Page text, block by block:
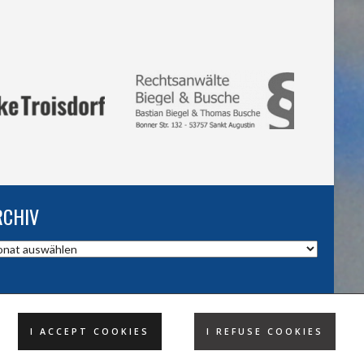
I ACCEPT COOKIES I REFUSE COOKIES
DESIGND BY HSV TROISDORF E.V.